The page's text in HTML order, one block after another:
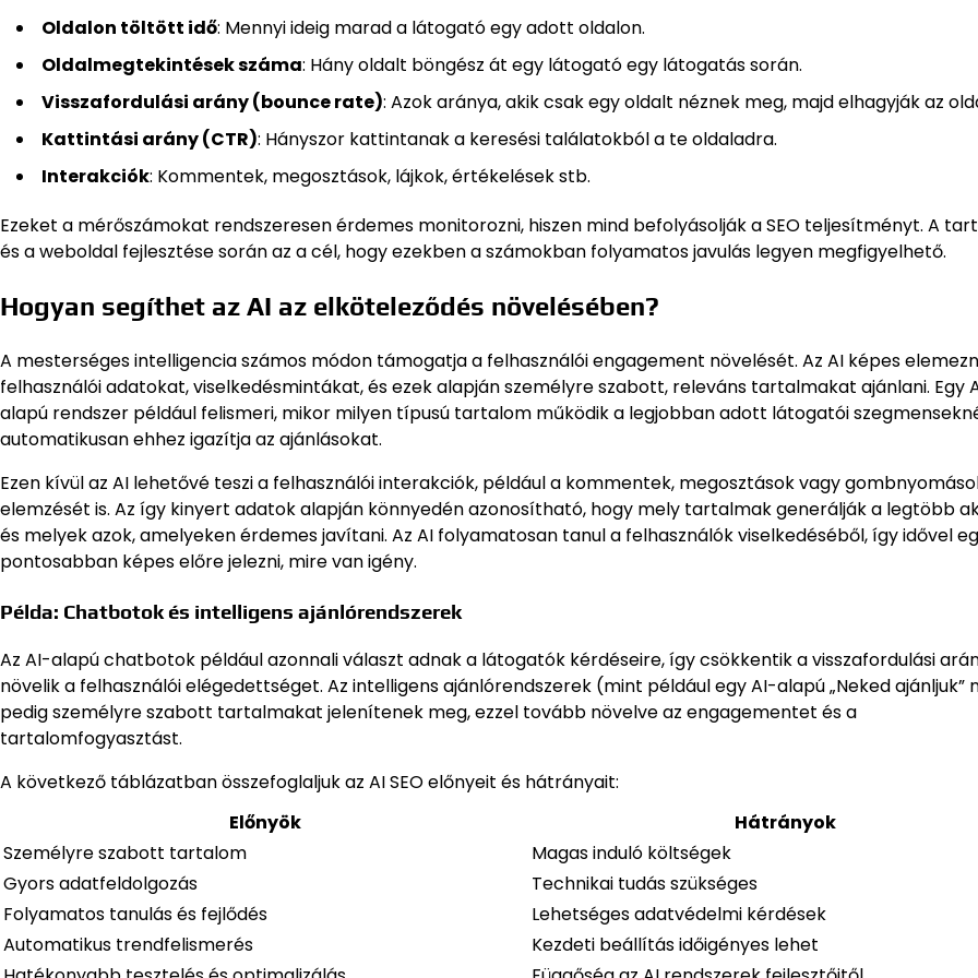
Oldalon töltött idő: Mennyi ideig marad a látogató egy adott oldalon.
Oldalmegtekintések száma: Hány oldalt böngész át egy látogató egy látogatás során.
Visszafordulási arány (bounce rate): Azok aránya, akik csak egy oldalt néznek meg, majd elhagyják az
Kattintási arány (CTR): Hányszor kattintanak a keresési találatokból a te oldaladra.
Interakciók: Kommentek, megosztások, lájkok, értékelések stb.
Ezeket a mérőszámokat rendszeresen érdemes monitorozni, hiszen mind befolyásolják a SEO teljesítményt. A
és a weboldal fejlesztése során az a cél, hogy ezekben a számokban folyamatos javulás legyen megfigyelhető.
Hogyan segíthet az AI az elköteleződés növelésében?
A mesterséges intelligencia számos módon támogatja a felhasználói engagement növelését. Az AI képes
felhasználói adatokat, viselkedésmintákat, és ezek alapján személyre szabott, releváns tartalmakat ajánlani. Egy
alapú rendszer például felismeri, mikor milyen típusú tartalom működik a legjobban adott látogatói
automatikusan ehhez igazítja az ajánlásokat.
Ezen kívül az AI lehetővé teszi a felhasználói interakciók, például a kommentek, megosztások vagy
elemzését is. Az így kinyert adatok alapján könnyedén azonosítható, hogy mely tartalmak generálják a legtöbb
és melyek azok, amelyeken érdemes javítani. Az AI folyamatosan tanul a felhasználók viselkedéséből, így idővel
pontosabban képes előre jelezni, mire van igény.
Példa: Chatbotok és intelligens ajánlórendszerek
Az AI-alapú chatbotok például azonnali választ adnak a látogatók kérdéseire, így csökkentik a visszafordulási
növelik a felhasználói elégedettséget. Az intelligens ajánlórendszerek (mint például egy AI-alapú „Neked ajánljuk”
pedig személyre szabott tartalmakat jelenítenek meg, ezzel tovább növelve az engagementet és a
tartalomfogyasztást.
A következő táblázatban összefoglaljuk az AI SEO előnyeit és hátrányait:
Előnyök
Hátrányok
Személyre szabott tartalom
Magas induló költségek
Gyors adatfeldolgozás
Technikai tudás szükséges
Folyamatos tanulás és fejlődés
Lehetséges adatvédelmi kérdések
Automatikus trendfelismerés
Kezdeti beállítás időigényes lehet